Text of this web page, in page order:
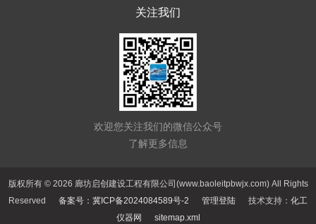
关注我们
欢迎您关注我们的微信公众号
了解更多信息
版权所有 © 2026 廊坊启创建设工程有限公司(www.baoleitpbwjx.com) All Rights
Reserved 备案号：冀ICP备2024084589号-2 管理登陆 技术支持： 化工
仪器网
sitemap.xml